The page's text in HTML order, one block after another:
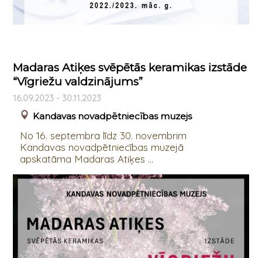
Madaras Atiķes svēpētās keramikas izstāde
“Vīgriežu valdzinājums”
16.09.2023 - 30.11.2023
Kandavas novadpētniecības muzejs
No 16. septembra līdz 30. novembrim
Kandavas novadpētniecības muzejā
apskatāma Madaras Atiķes ...